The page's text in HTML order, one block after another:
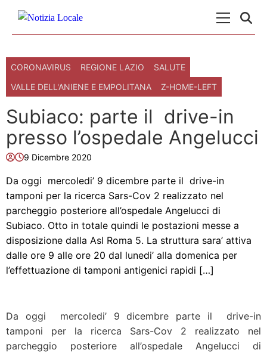
CORONAVIRUS REGIONE LAZIO
SALUTE
VALLE DELL'ANIENE E EMPOLITANA
Z-HOME-LEFT
Subiaco: parte il drive-in
presso l’ospedale Angelucci
9 Dicembre 2020
Da oggi mercoledi’ 9 dicembre parte il drive-in
tamponi per la ricerca Sars-Cov 2 realizzato nel
parcheggio posteriore all’ospedale Angelucci di
Subiaco. Otto in totale quindi le postazioni messe a
disposizione dalla Asl Roma 5. La struttura sara’ attiva
dalle ore 9 alle ore 20 dal lunedi’ alla domenica per
l’effettuazione di tamponi antigenici rapidi […]
Da oggi mercoledi’ 9 dicembre parte il drive-in
tamponi per la ricerca Sars-Cov 2 realizzato nel
parcheggio posteriore all’ospedale Angelucci di